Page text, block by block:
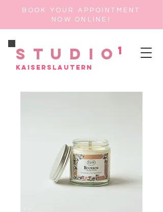
BOOK YOUR APPOINTMENT
NOW ONLINE!
Studio
Kaiserslautern
1